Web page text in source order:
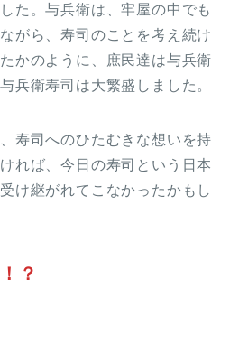
た。与兵衛は、牢屋の中でも
がら、寿司のことを考え続け
かのように、庶民達は与兵衛
兵衛寿司は大繁盛しました。
寿司へのひたむきな想いを持
れば、今日の寿司という日本
け継がれてこなかったかもし
？